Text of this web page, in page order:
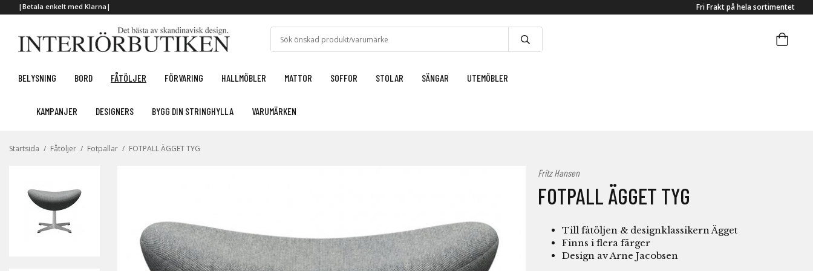
|Betala enkelt med Klarna| Fri Frakt på hela sortimentet
BELYSNING BORD FÅTÖLJER FÖRVARING HALLMÖBLER MATTOR SOFFOR STOLAR SÄNGAR UTEMÖBLER
KAMPANJER DESIGNERS BYGG DIN STRINGHYLLA VARUMÄRKEN
Startsida / Fåtöljer / Fotpallar / FOTPALL ÄGGET TYG
Fritz Hansen
FOTPALL ÄGGET TYG
Till fåtöljen & designklassikern Ägget
Finns i flera färger
Design av Arne Jacobsen